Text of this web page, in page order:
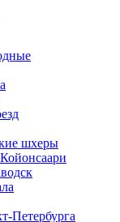
шхеры
Петербурга